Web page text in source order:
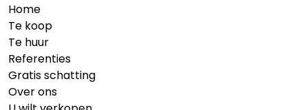
Home
Te koop
Te huur
Referenties
Gratis schatting
Over ons